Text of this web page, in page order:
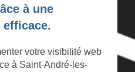
à une
votre visibilité web
à Saint-André-les-